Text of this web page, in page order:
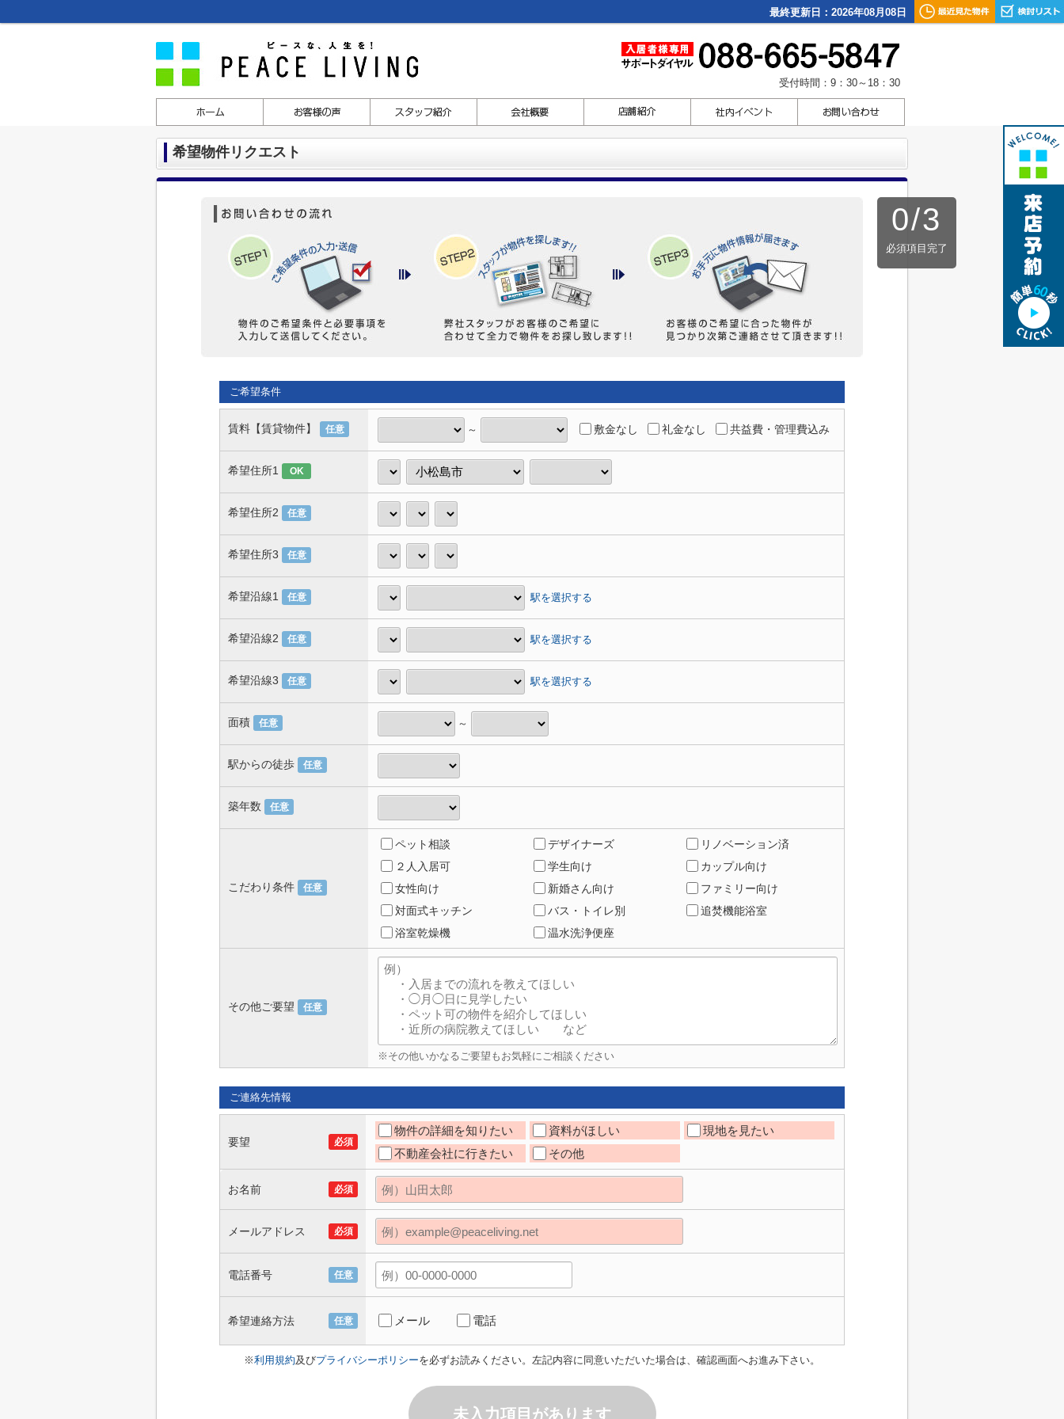
最終更新日：2026年08月08日
受付時間：9：30～18：30
希望物件リクエスト
0/3
必須項目完了
ご希望条件
賃料【賃貸物件】 任意 ～ 敷金なし 礼金なし 共益費・管理費込み
希望住所1 OK
希望住所2 任意
希望住所3 任意
希望沿線1 任意 駅を選択する
希望沿線2 任意 駅を選択する
希望沿線3 任意 駅を選択する
面積 任意 ～
駅からの徒歩 任意
築年数 任意
こだわり条件 任意
ペット相談 デザイナーズ
リノベーション済
２人入居可
学生向け
カップル向け
女性向け
新婚さん向け
ファミリー向け
対面式キッチン
バス・トイレ別
追焚機能浴室
浴室乾燥機
温水洗浄便座
その他ご要望 任意
※その他いかなるご要望もお気軽にご相談ください
ご連絡先情報
要望 必須
物件の詳細を知りたい 資料がほしい
現地を見たい
不動産会社に行きたい
その他
お名前 必須
メールアドレス 必須
電話番号 任意
希望連絡方法 任意 メール 電話
※利用規約及びプライバシーポリシーを必ずお読みください。左記内容に同意いただいた場合は、確認画面へお進み下さい。
未入力項目があります